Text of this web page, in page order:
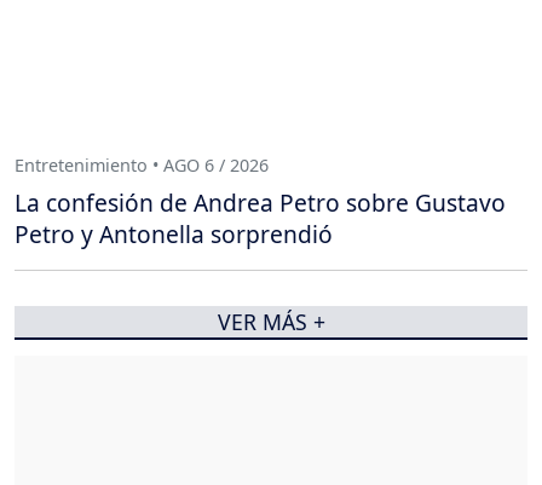
Entretenimiento • AGO 6 / 2026
La confesión de Andrea Petro sobre Gustavo
Petro y Antonella sorprendió
VER MÁS +